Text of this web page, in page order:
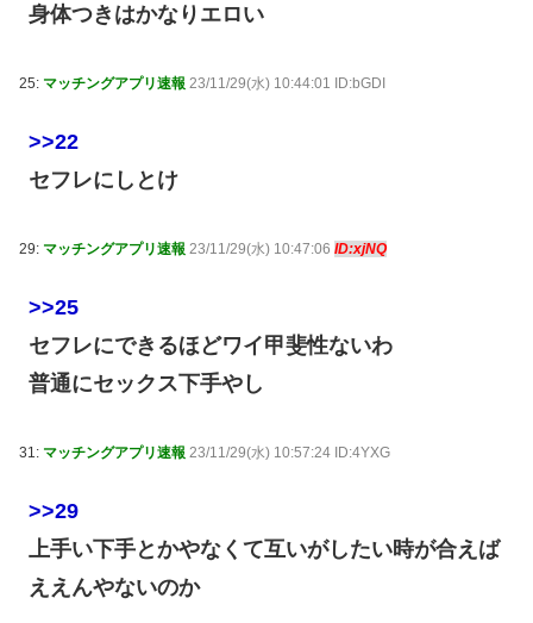
身体つきはかなりエロい
25: マッチングアプリ速報 23/11/29(水) 10:44:01 ID:bGDI
>>22
セフレにしとけ
29: マッチングアプリ速報 23/11/29(水) 10:47:06 ID:xjNQ
>>25
セフレにできるほどワイ甲斐性ないわ
普通にセックス下手やし
31: マッチングアプリ速報 23/11/29(水) 10:57:24 ID:4YXG
>>29
上手い下手とかやなくて互いがしたい時が合えば
ええんやないのか